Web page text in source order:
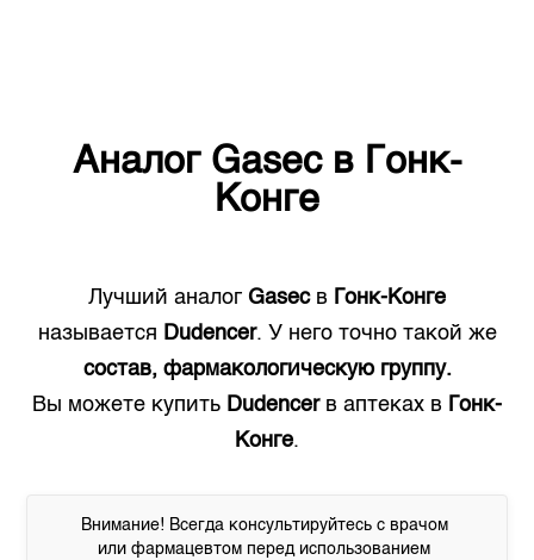
Аналог Gasecв Гонк-
Конге
Лучший аналог Gasecв Гонк-Конге
называется Dudencer. У него точно такой же
состав, фармакологическую группу.
Вы можете купить Dudencerв аптеках в Гонк-
Конге.
Внимание! Всегда консультируйтесь с врачом
или фармацевтом перед использованием